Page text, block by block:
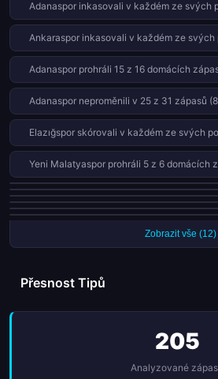
Adanaspor inkasovali v každém ze svých
Ankaraspor inkasovali v každém ze
Adanaspor prohráli 15 z 16 domácích
Adanaspor neproměnili v 25 z 31 zápasů
Elazığspor skórovali v každém ze svých
Yeni Malatyaspor prohráli 5 z 6 domácích
Kepezspor prohráli posledních 5 ligových
Beyoğlu Yeni Čarşı skórovali v každém ze
Adanaspor prohráli posledních 5 ligových
Karaman FK inkasovali v každém ze svých
Elazığspor vyhráli posledních 4 ligových
Zobrazit vše (12)
Přesnost Tipů
205
Analyzované